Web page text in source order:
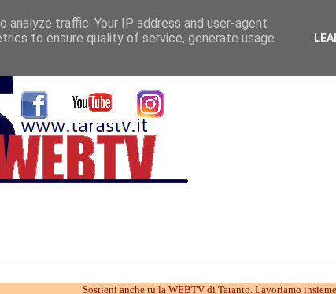
Sostieni anche tu la WEBTV di Taranto. Lavoriamo insieme
traffic. Your IP address and user-agent
to ensure quality of service, generate usage